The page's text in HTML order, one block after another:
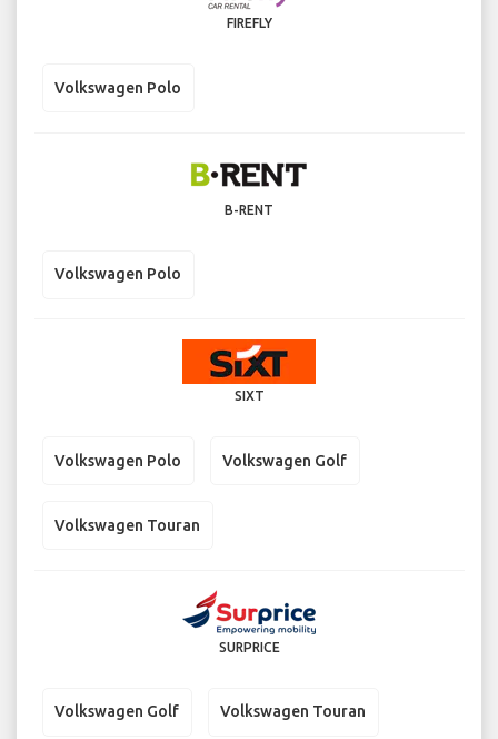
FIREFLY
Volkswagen Polo
B-RENT
Volkswagen Polo
SIXT
Volkswagen Polo Volkswagen Golf
Volkswagen Touran
SURPRICE
Volkswagen Golf Volkswagen Touran